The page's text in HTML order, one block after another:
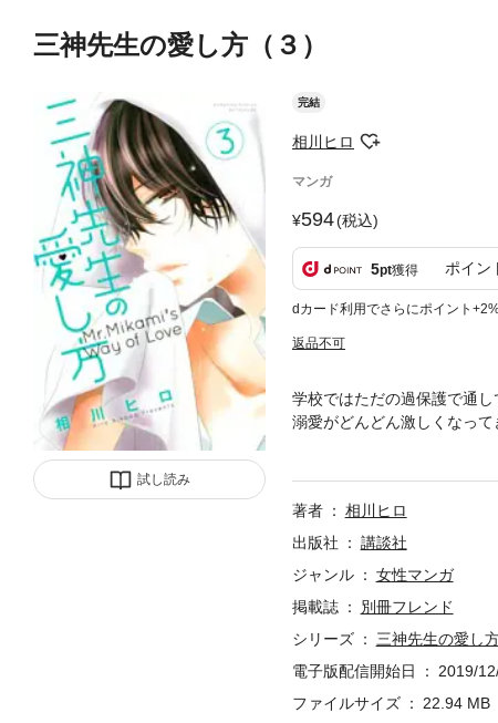
三神先生の愛し方（３）
試し読み
完結
相川ヒロ
マンガ
594(税込)
5pt獲得 ポイン
dカード利用でさらにポイント
返品不可
学校ではただの過保護で通
溺愛がどんどん激しくなっ
著者
相川ヒロ
出版社
講談社
ジャンル
女性マンガ
掲載誌
別冊フレンド
シリーズ
三神先生の愛し
電子版配信開始日
2019/
ファイルサイズ
22.94 MB